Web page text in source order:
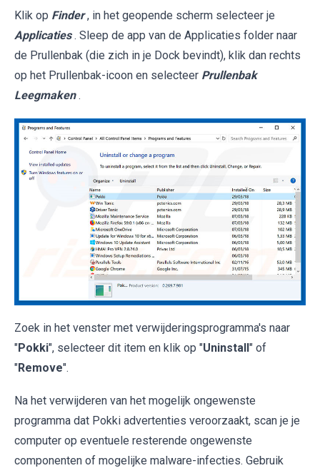
Klik op Finder , in het geopende scherm selecteer je
Applicaties . Sleep de app van de Applicaties folder naar
de Prullenbak (die zich in je Dock bevindt), klik dan rechts
op het Prullenbak-icoon en selecteer Prullenbak
Leegmaken .
Zoek in het venster met verwijderingsprogramma's naar
"Pokki", selecteer dit item en klik op "Uninstall " of
"Remove".
Na het verwijderen van het mogelijk ongewenste
programma dat Pokki advertenties veroorzaakt, scan je je
computer op eventuele resterende ongewenste
componenten of mogelijke malware-infecties. Gebruik